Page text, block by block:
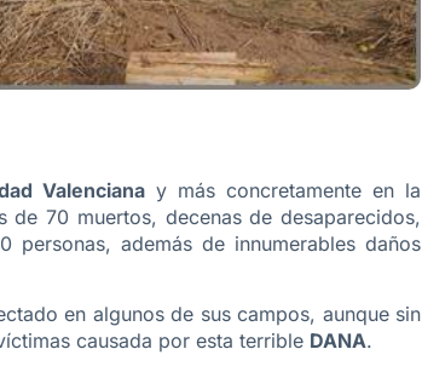
Valenciana y más concretamente en la
70 muertos, decenas de desaparecidos,
además de innumerables daños
en algunos de sus campos, aunque sin
causada por esta terrible DANA.